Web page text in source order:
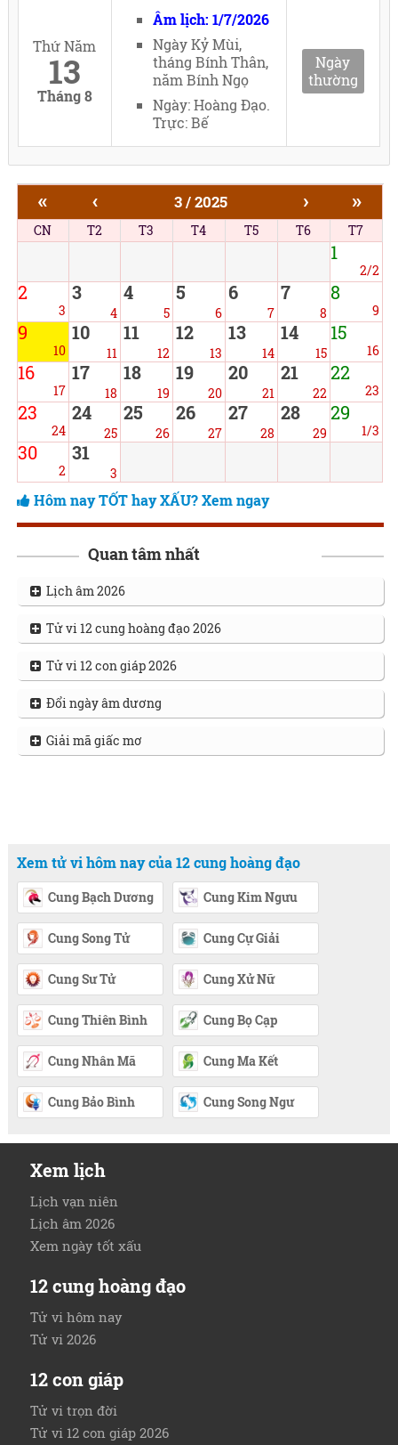
Thứ Năm
13
Tháng 8
Âm lịch: 1/7/2026
Ngày Kỷ Mùi,
tháng Bính Thân,
năm Bính Ngọ
Ngày: Hoàng Đạo.
Trực: Bế
Ngày
thường
« ‹ 3 / 2025 › »
CN T2 T3 T4 T5 T6 T7
1
2/2
2
3
3
4
4
5
5
6
6
7
7
8
8
9
9
10
10
11
11
12
12
13
13
14
14
15
15
16
16
17
17
18
18
19
19
20
20
21
21
22
22
23
23
24
24
25
25
26
26
27
27
28
28
29
29
1/3
30
2
31
3
Hôm nay TỐT hay XẤU? Xem ngay
Quan tâm nhất
Lịch âm 2026
Tử vi 12 cung hoàng đạo 2026
Tử vi 12 con giáp 2026
Đổi ngày âm dương
Giải mã giấc mơ
Xem tử vi hôm nay của 12 cung hoàng đạo
Cung Bạch Dương Cung Kim Ngưu
Cung Song Tử Cung Cự Giải
Cung Sư Tử Cung Xử Nữ
Cung Thiên Bình Cung Bọ Cạp
Cung Nhân Mã Cung Ma Kết
Cung Bảo Bình Cung Song Ngư
Xem lịch
Lịch vạn niên
Lịch âm 2026
Xem ngày tốt xấu
12 cung hoàng đạo
Tử vi hôm nay
Tử vi 2026
12 con giáp
Tử vi trọn đời
Tử vi 12 con giáp 2026